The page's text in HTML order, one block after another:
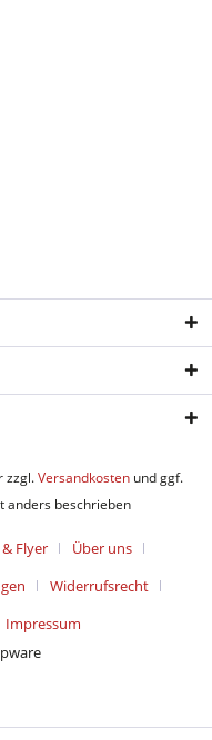
zzgl.Versandkosten und ggf.
anders beschrieben
Flyer
Über uns
Widerrufsrecht
Impressum